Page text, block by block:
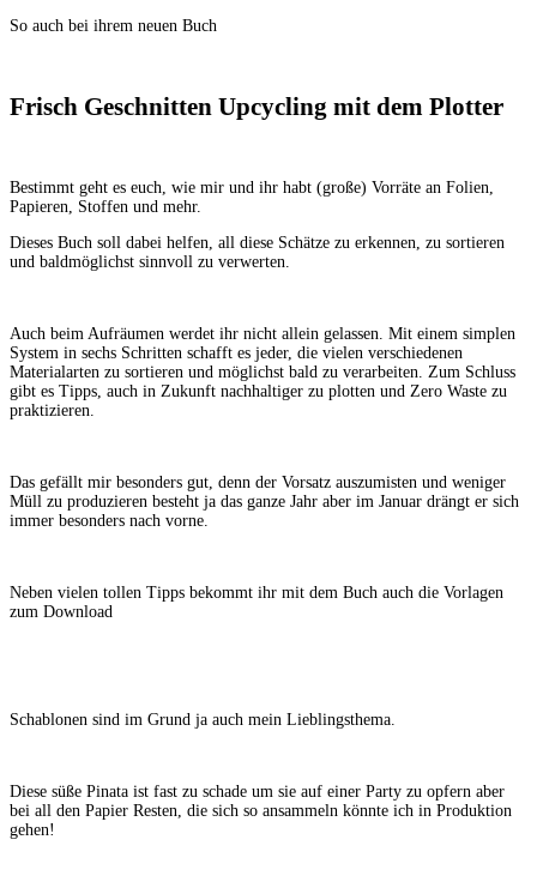
So auch bei ihrem neuen Buch
Frisch Geschnitten Upcycling mit dem Plotter
Bestimmt geht es euch, wie mir und ihr habt (große) Vorräte an Folien,
Papieren, Stoffen und mehr.
Dieses Buch soll dabei helfen, all diese Schätze zu erkennen, zu sortieren
und baldmöglichst sinnvoll zu verwerten.
Auch beim Aufräumen werdet ihr nicht allein gelassen. Mit einem simplen
System in sechs Schritten schafft es jeder, die vielen verschiedenen
Materialarten zu sortieren und möglichst bald zu verarbeiten. Zum Schluss
gibt es Tipps, auch in Zukunft nachhaltiger zu plotten und Zero Waste zu
praktizieren.
Das gefällt mir besonders gut, denn der Vorsatz auszumisten und weniger
Müll zu produzieren besteht ja das ganze Jahr aber im Januar drängt er sich
immer besonders nach vorne.
Neben vielen tollen Tipps bekommt ihr mit dem Buch auch die Vorlagen
zum Download
Schablonen sind im Grund ja auch mein Lieblingsthema.
Diese süße Pinata ist fast zu schade um sie auf einer Party zu opfern aber
bei all den Papier Resten, die sich so ansammeln könnte ich in Produktion
gehen!